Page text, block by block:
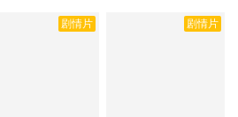
剧情片 剧情片